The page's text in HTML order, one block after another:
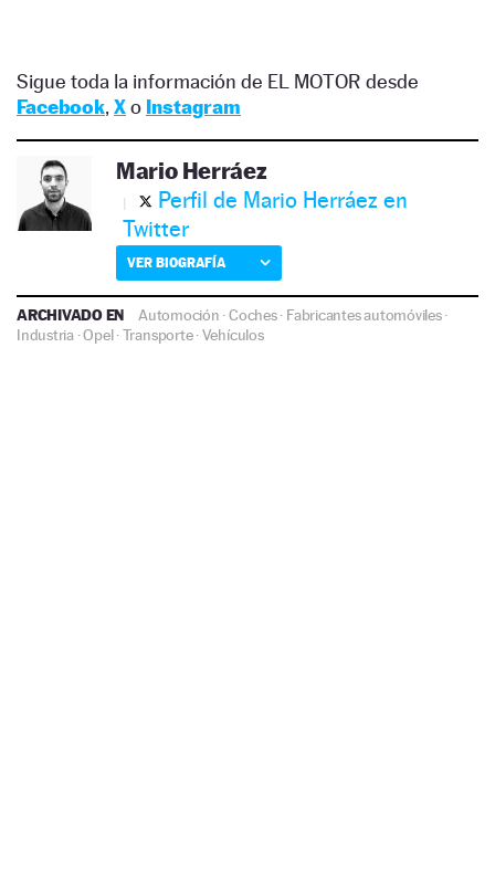
Sigue toda la información de EL MOTOR desde
Facebook, Xo Instagram
Mario Herráez
Perfil de Mario Herráez en
Twitter
VER BIOGRAFÍA
ARCHIVADO EN Automoción ·Coches· Fabricantes automóviles·
Industria·Opel·Transporte·Vehículos